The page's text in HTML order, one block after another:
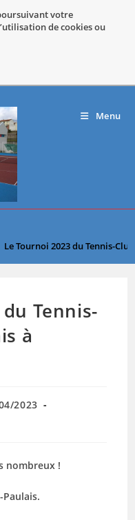
votre
de cookies ou
Menu
Le Tournoi 2023 du Tennis-
Tennis-
à
2023
nombreux !